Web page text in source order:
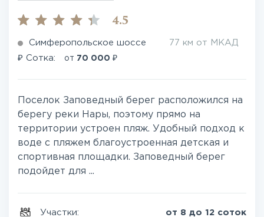
4.5
Симферопольское шоссе 77 км от МКАД
₽ Сотка: от 70 000 ₽
Поселок Заповедный берег расположился на
берегу реки Нары, поэтому прямо на
территории устроен пляж. Удобный подход к
воде с пляжем благоустроенная детская и
спортивная площадки. Заповедный берег
подойдет для ...
Участки: от 8 до 12 соток